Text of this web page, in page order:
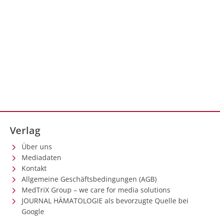
Verlag
Über uns
Mediadaten
Kontakt
Allgemeine Geschäftsbedingungen (AGB)
MedTriX Group – we care for media solutions
JOURNAL HÄMATOLOGIE als bevorzugte Quelle bei
Google